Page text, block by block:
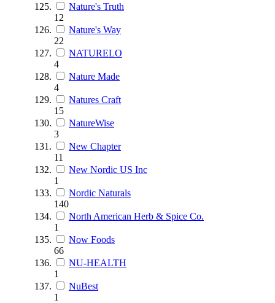
Nature's Truth
12
Nature's Way
22
NATURELO
4
Nature Made
4
Natures Craft
15
NatureWise
3
New Chapter
11
New Nordic US Inc
1
Nordic Naturals
140
North American Herb & Spice Co.
1
Now Foods
66
NU-HEALTH
1
NuBest
1